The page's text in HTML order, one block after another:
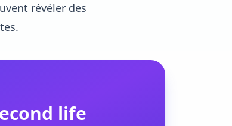
révéler des
life